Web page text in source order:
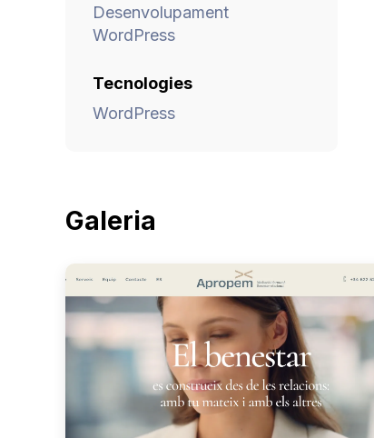
Desenvolupament
WordPress
Tecnologies
WordPress
Galeria